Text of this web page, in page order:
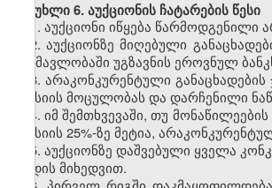
მუხლი 6. აუქციონის ჩატარების წესი
1. აუქციონი იწყება
2. აუქციონზე მიღებული
განმავლობაში უგზავნის ეროვნულ
3. არაკონკურენტული
ემისიის მოცულობას და დარჩენილი
4. იმ შემთხვევაში, თუ
ემისიის 25%-ზე მეტია,
5. აუქციონზე დაშვებული ყველა
ზრდის მიხედვით.